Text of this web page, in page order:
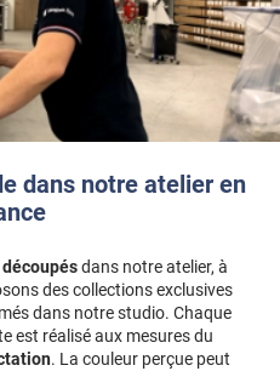
dans notre atelier en
dans notre atelier, à
des collections exclusives
dans notre studio. Chaque
est réalisé aux mesures du
. La couleur perçue peut